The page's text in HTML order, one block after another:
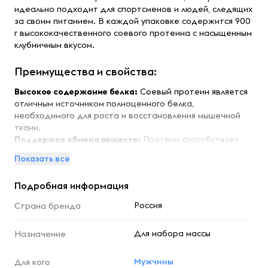
идеально подходит для спортсменов и людей, следящих
за своим питанием. В каждой упаковке содержится 900
г высококачественного соевого протеина с насыщенным
клубничным вкусом.
Преимущества и свойства:
Высокое содержание белка: Соевый протеин является
отличным источником полноценного белка,
необходимого для роста и восстановления мышечной
ткани.
Поддержка обмена веществ: Протеин способствует
контроле веса.
минимальное количество жиров, что делает его
Подходит для вегетарианцев:Соевый протеин
делает его подходящим для вегетарианцев и веганов.
организмом, что позволяет быстро получать
Показать все
Подробная информация
Страна бренда Россия
Назначение Для набора массы
Для кого
Мужчины